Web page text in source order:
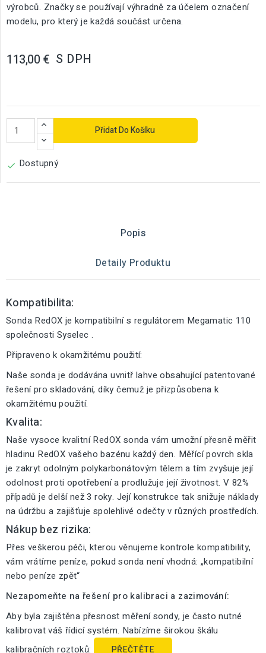
výrobců. Značky se používají výhradně za účelem označení
modelu, pro který je každá součást určena.
113,00 € S DPH
Přidat Do Košíku
 Dostupný
Popis
Detaily Produktu
Kompatibilita:
Sonda RedOX je kompatibilní s regulátorem Megamatic 110
společnosti Syselec .
Připraveno k okamžitému použití:
Naše sonda je dodávána uvnitř lahve obsahující patentované
řešení pro skladování, díky čemuž je přizpůsobena k
okamžitému použití.
Kvalita:
Naše vysoce kvalitní RedOX sonda vám umožní přesně měřit
hladinu RedOX vašeho bazénu každý den. Měřící povrch skla
je zakryt odolným polykarbonátovým tělem a tím zvyšuje její
odolnost proti opotřebení a prodlužuje její životnost. V 82%
případů je delší než 3 roky. Její konstrukce tak snižuje náklady
na údržbu a zajišťuje spolehlivé odečty v různých prostředích.
Nákup bez rizika:
Přes veškerou péči, kterou věnujeme kontrole kompatibility,
vám vrátíme peníze, pokud sonda není vhodná: „kompatibilní
nebo peníze zpět“
Nezapomeňte na řešení pro kalibraci a zazimování:
Aby byla zajištěna přesnost měření sondy, je často nutné
kalibrovat váš řídicí systém. Nabízíme širokou škálu
kalibračních roztoků:
PŘEČTĚTE